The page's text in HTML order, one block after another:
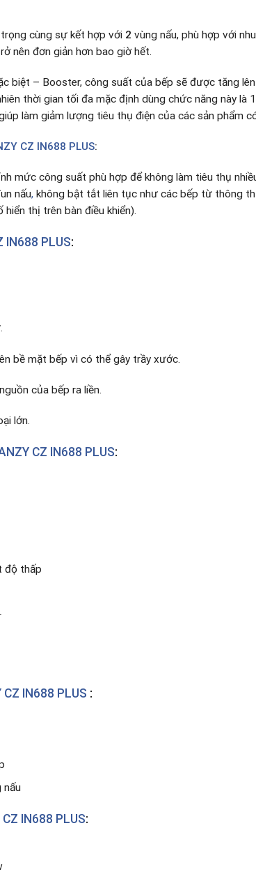
cùng sự kết hợp với 2 vùng nấu, phù hợp với
nên đơn giản hơn bao giờ hết.
biệt – Booster, công suất của bếp sẽ được tăng
thời gian tối đa mặc định dùng chức năng này là
làm giảm lượng tiêu thụ điện của các sản phẩm
CZ IN688 PLUS:
mức công suất phù hợp để không làm tiêu thụ
nấu, không bật tắt liên tục như các bếp từ thông
thị trên bàn điều khiển).
IN688 PLUS:
bề mặt bếp vì có thể gây trầy xước.
của bếp ra liền.
lớn.
CZ IN688 PLUS:
độ thấp
CZ IN688 PLUS :
nấu
IN688 PLUS: